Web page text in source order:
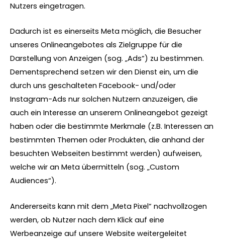
Nutzers eingetragen.
Dadurch ist es einerseits Meta möglich, die Besucher
unseres Onlineangebotes als Zielgruppe für die
Darstellung von Anzeigen (sog. „Ads“) zu bestimmen.
Dementsprechend setzen wir den Dienst ein, um die
durch uns geschalteten Facebook- und/oder
Instagram-Ads nur solchen Nutzern anzuzeigen, die
auch ein Interesse an unserem Onlineangebot gezeigt
haben oder die bestimmte Merkmale (z.B. Interessen an
bestimmten Themen oder Produkten, die anhand der
besuchten Webseiten bestimmt werden) aufweisen,
welche wir an Meta übermitteln (sog. „Custom
Audiences“).
Andererseits kann mit dem „Meta Pixel“ nachvollzogen
werden, ob Nutzer nach dem Klick auf eine
Werbeanzeige auf unsere Website weitergeleitet